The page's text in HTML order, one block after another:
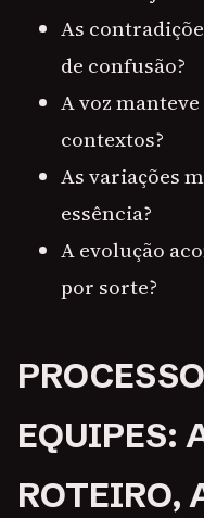
As
de confusão?
A voz
contextos?
As variações
essência?
A evolução
por sorte?
EQUIPES:
ROTEIRO,